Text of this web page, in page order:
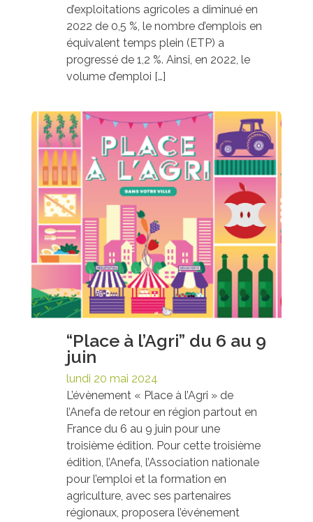
d’exploitations agricoles a diminué en
2022 de 0,5 %, le nombre d’emplois en
équivalent temps plein (ETP) a
progressé de 1,2 %. Ainsi, en 2022, le
volume d’emploi […]
“Place à l’Agri” du 6 au 9
juin
lundi 20 mai 2024
L’évènement « Place à l’Agri » de
l’Anefa de retour en région partout en
France du 6 au 9 juin pour une
troisième édition. Pour cette troisième
édition, l’Anefa, l’Association nationale
pour l’emploi et la formation en
agriculture, avec ses partenaires
régionaux, proposera l’événement